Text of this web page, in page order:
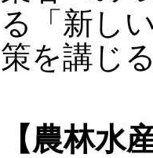
る「新し
策を講じ
【農林水